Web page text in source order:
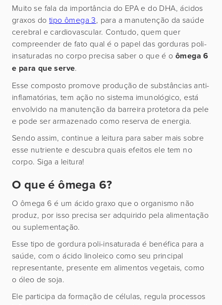
Muito se fala da importância do EPA e do DHA, ácidos
graxos dotipo ômega 3, para a manutenção da saúde
cerebral e cardiovascular. Contudo, quem quer
compreender de fato qual é o papel das gorduras poli-
insaturadas no corpo precisa saber o que é o ômega 6
e para que serve.
Esse composto promove produção de substâncias anti-
inflamatórias, tem ação no sistema imunológico, está
envolvido na manutenção da barreira protetora da pele
e pode ser armazenado como reserva de energia.
Sendo assim, continue a leitura para saber mais sobre
esse nutriente e descubra quais efeitos ele tem no
corpo. Siga a leitura!
O que é ômega 6?
O ômega 6 é um ácido graxo que o organismo não
produz, por isso precisa ser adquirido pela alimentação
ou suplementação.
Esse tipo de gordura poli-insaturada é benéfica para a
saúde, com o ácido linoleico como seu principal
representante, presente em alimentos vegetais, como
o óleo de soja.
Ele participa da formação de células, regula processos